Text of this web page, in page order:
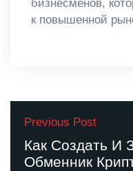
бизнесменов,
к повышенной
Previous Post
Как Создать И
Обменник